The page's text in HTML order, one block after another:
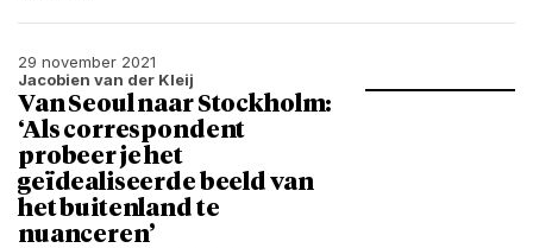
29 november 2021
Jacobien van der Kleij
Van Seoul naar Stockholm:
‘Als correspondent
probeer je het
geïdealiseerde beeld van
het buitenland te
nuanceren’